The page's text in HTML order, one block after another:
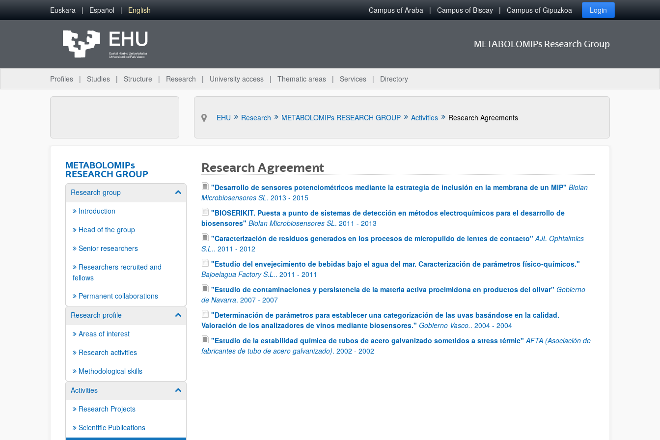
Skip to Main Content
Euskara Español English Campus of Araba Campus of Biscay Campus of Gipuzkoa Login
METABOLOMIPs Research Group
Profiles Studies Structure Research University access Thematic areas Services Directory
EHU Research METABOLOMIPs RESEARCH GROUP Activities Research Agreements
METABOLOMIPs
RESEARCH GROUP
Research group Show/hide subpages
Introduction
Head of the group
Senior researchers
Researchers recruited and
fellows
Permanent collaborations
Research profile
Show/hide subpages
Areas of interest
Research activities
Methodological skills
Activities
Show/hide subpages
Research Projects
Scientific Publications
Research Agreement
"Desarrollo de sensores potenciométricos mediante la estrategia de inclusión en la membrana de un MIP" Biolan
Microbiosensores SL. 2013 - 2015
"BIOSERIKIT. Puesta a punto de sistemas de detección en métodos electroquímicos para el desarrollo de
biosensores" Biolan Microbiosensores SL. 2011 - 2013
"Caracterización de residuos generados en los procesos de micropulido de lentes de contacto" AJL Ophtalmics
S.L.. 2011 - 2012
"Estudio del envejecimiento de bebidas bajo el agua del mar. Caracterización de parámetros físico-químicos."
Bajoelagua Factory S.L.. 2011 - 2011
"Estudio de contaminaciones y persistencia de la materia activa procimidona en productos del olivar" Gobierno
de Navarra. 2007 - 2007
"Determinación de parámetros para establecer una categorización de las uvas basándose en la calidad.
Valoración de los analizadores de vinos mediante biosensores." Gobierno Vasco.. 2004 - 2004
"Estudio de la estabilidad química de tubos de acero galvanizado sometidos a stress térmic" AFTA (Asociación de
fabricantes de tubo de acero galvanizado). 2002 - 2002